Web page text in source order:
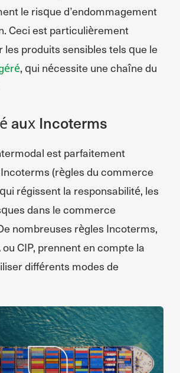
le risque d’endommagement
Ceci est particulièrement
produits sensibles tels que le
, qui nécessite une chaîne du
aux Incoterms
est parfaitement
(règles du commerce
régissent la responsabilité, les
dans le commerce
nombreuses règles Incoterms,
CIP, prennent en compte la
différents modes de